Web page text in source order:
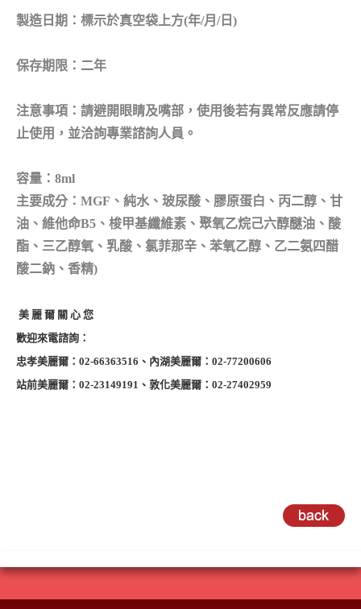
製造日期：標示於真空袋上方(年/月/日)
保存期限： 二年
注意事項： 請避開眼睛及嘴部，使用後若有異常反應請停
止使用，並洽詢專業諮詢人員。
容量： 8ml
主要成分： MGF、純水、玻尿酸、膠原蛋白、丙二醇、甘
油、維他命B5、梭甲基纖維素、聚氧乙烷己六醇醚油、酸
酯、三乙醇氧、乳酸、氯菲那辛、苯氧乙醇、乙二氨四醋
酸二鈉、香精)
美 麗 爾 關 心 您
歡迎來電諮詢：
忠孝美麗爾：02-66363516、內湖美麗爾：02-77200606
站前美麗爾：02-23149191、敦化美麗爾：02-27402959